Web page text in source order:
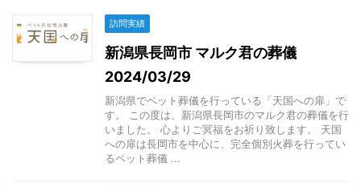
訪問実績
新潟県長岡市 マルク君の葬儀
2024/03/29
新潟県でペット葬儀を行っている「天国への扉」で
す。 この度は、新潟県長岡市のマルク君の葬儀を行
いました。 心よりご冥福をお祈り致します。 天国
への扉は長岡市を中心に、完全個別火葬を行ってい
るペット葬儀 ...